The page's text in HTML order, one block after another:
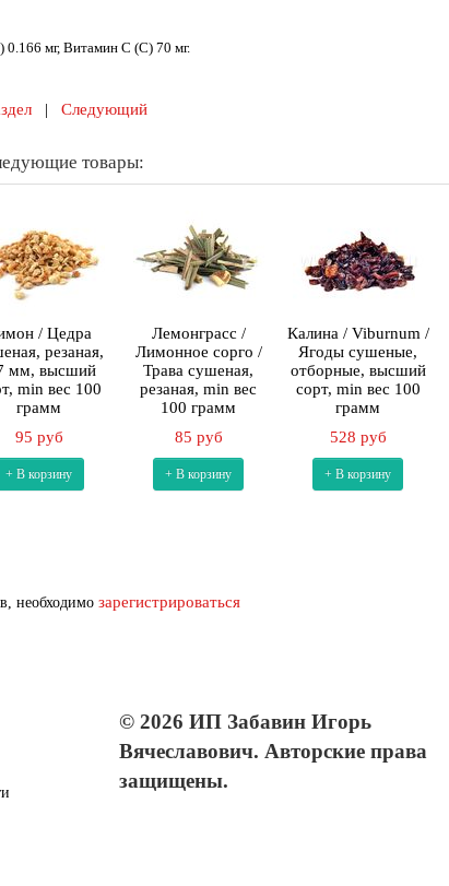
мг, Витамин С (C) 70 мг.
| Следующий
товары:
/ Цедра
резаная,
мм, высший
min вес 100
грамм
95 руб
+ В корзину
Лемонграсс /
Лимонное сорго /
Трава сушеная,
резаная, min вес
100 грамм
85 руб
+ В корзину
Калина / Viburnum /
Ягоды сушеные,
отборные, высший
сорт, min вес 100
грамм
528 руб
+ В корзину
необходимо зарегистрироваться
© 2026 ИП Забавин Игорь
Вячеславович. Авторские права
защищены.